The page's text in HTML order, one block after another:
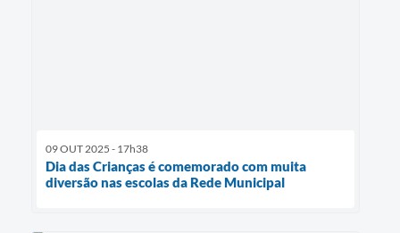
09 OUT 2025 - 17h38
Dia das Crianças é comemorado com muita
diversão nas escolas da Rede Municipal